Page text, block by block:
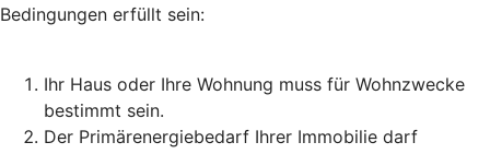
Bedingungen erfüllt sein:
Ihr Haus oder Ihre Wohnung muss für Wohnzwecke
bestimmt sein.
Der Primärenergiebedarf Ihrer Immobilie darf